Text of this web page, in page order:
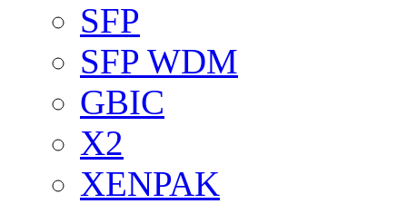
SFP
SFP WDM
GBIC
X2
XENPAK